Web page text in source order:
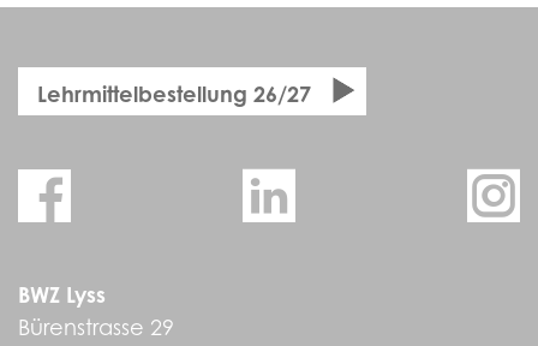
Lehrmittelbestellung 26/27
BWZ Lyss
Bürenstrasse 29